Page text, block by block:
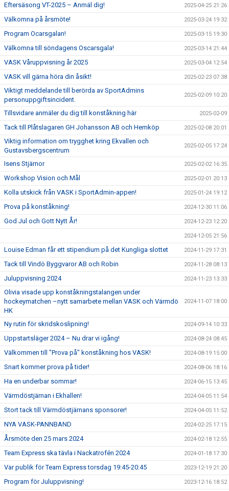
Eftersäsong VT-2025 – Anmäl dig! 2025-04-25 21:26
Välkomna på årsmöte! 2025-03-24 19:32
Program Ocarsgalan! 2025-03-15 19:30
Välkomna till söndagens Oscarsgala! 2025-03-14 21:44
VASK Våruppvisning år 2025 2025-03-04 12:54
VASK vill gärna höra din åsikt! 2025-02-23 07:38
Viktigt meddelande till berörda av SportAdmins
personuppgiftsincident.
2025-02-09 10:20
Tillsvidare anmäler du dig till konståkning här 2025-02-09
Tack till Plåtslagaren GH Johansson AB och Hemköp 2025-02-08 20:01
Viktig information om trygghet kring Ekvallen och
Gustavsbergscentrum
2025-02-05 17:24
Isens Stjärnor 2025-02-02 16:35
Workshop Vision och Mål 2025-02-01 20:13
Kolla utskick från VASK i SportAdmin-appen! 2025-01-24 19:12
Prova på konståkning! 2024-12-30 11:06
God Jul och Gott Nytt År! 2024-12-23 12:20
2024-12-05 21:56
Louise Edman får ett stipendium på det Kungliga slottet 2024-11-29 17:31
Tack till Vindö Byggvaror AB och Robin 2024-11-28 08:13
Juluppvisning 2024 2024-11-23 13:33
Olivia visade upp konståkningstalangen under
hockeymatchen –nytt samarbete mellan VASK och Värmdö
HK
2024-11-07 18:00
Ny rutin för skridskoslipning! 2024-09-14 10:33
Uppstartsläger 2024 – Nu drar vi igång! 2024-08-24 08:45
Välkommen till "Prova på" konståkning hos VASK! 2024-08-19 15:00
Snart kommer prova på tider! 2024-08-06 18:16
Ha en underbar sommar! 2024-06-15 13:45
Värmdöstjärnan i Ekhallen! 2024-04-05 11:54
Stort tack till Värmdöstjärnans sponsorer! 2024-04-05 11:52
NYA VASK-PANNBAND 2024-02-25 17:15
Årsmöte den 25 mars 2024 2024-02-18 12:55
Team Express ska tävla i Nackatrofén 2024 2024-01-18 17:30
Var publik för Team Express torsdag 19:45-20:45 2023-12-19 21:20
Program för Juluppvisning! 2023-12-16 18:52